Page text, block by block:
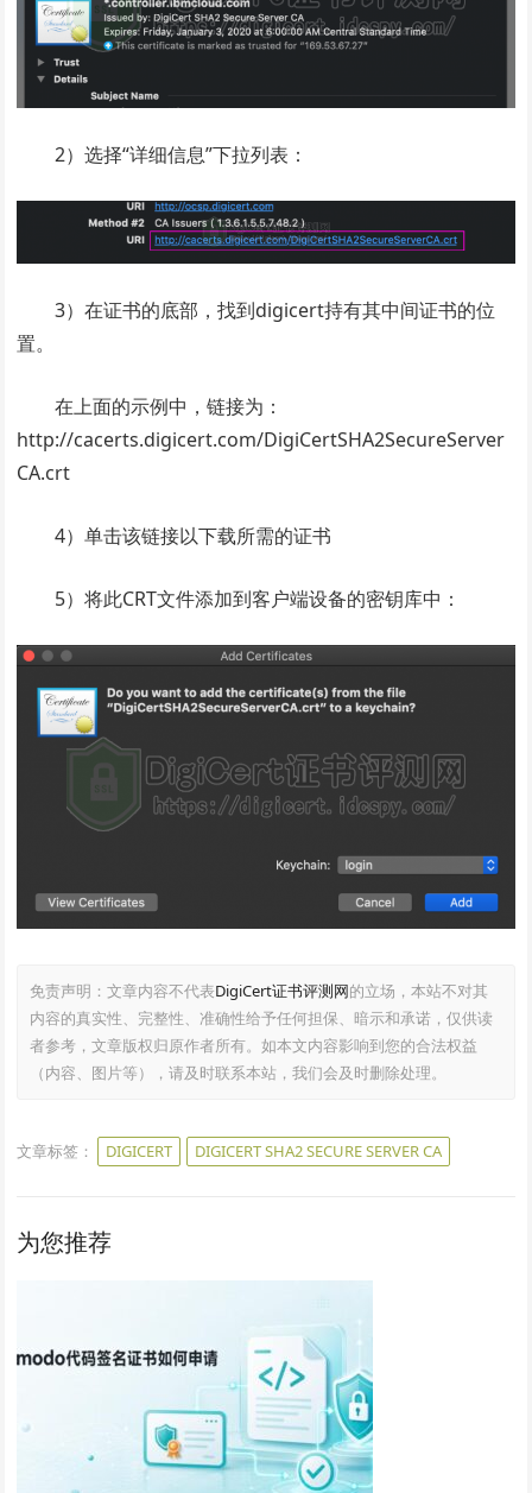
2）选择“详细信息”下拉列表：
3）在证书的底部，找到digicert持有其中间证书的位
置。
在上面的示例中，链接为：
http://cacerts.digicert.com/DigiCertSHA2SecureServer
CA.crt
4）单击该链接以下载所需的证书
5）将此CRT文件添加到客户端设备的密钥库中：
免责声明：文章内容不代表DigiCert证书评测网的立场，本站不对其
内容的真实性、完整性、准确性给予任何担保、暗示和承诺，仅供读
者参考，文章版权归原作者所有。如本文内容影响到您的合法权益
（内容、图片等），请及时联系本站，我们会及时删除处理。
文章标签： DIGICERT DIGICERT SHA2 SECURE SERVER CA
为您推荐